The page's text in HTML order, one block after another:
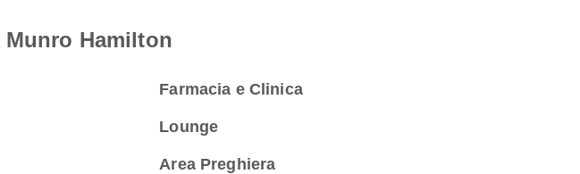
Hamilton
Farmacia e Clinica
Lounge
Area Preghiera